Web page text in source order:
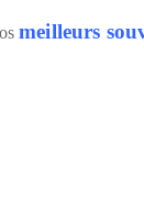
meilleurs